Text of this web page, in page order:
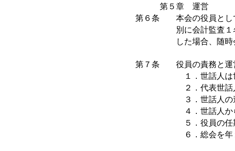
第５章 運営
第６条 本会の役員として
別に会計監査１名を置
した場合、随時会議を
第７条 役員の責務と運
１．世話人は世話人
２．代表世話人は世
３．世話人の追加、
４．世話人から当
５．役員の任期は４
６．総会を年１回